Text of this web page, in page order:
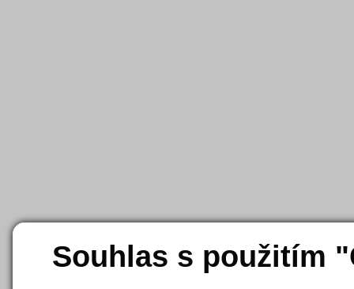
Souhlas s použitím